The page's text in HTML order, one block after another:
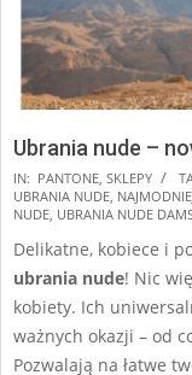
Ubrania nude –
2025-
03-
IN: PANTONE SKLEPY
UBRANIA NUDE
NUDE UBRANIA NUDE
Delikatne, kobiece i
ubrania nude! Nic
kobiety. Ich
ważnych okazji – od
Pozwalają na łatwe